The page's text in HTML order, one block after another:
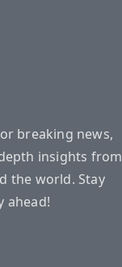
breaking news,
insights from
the world. Stay
ahead!